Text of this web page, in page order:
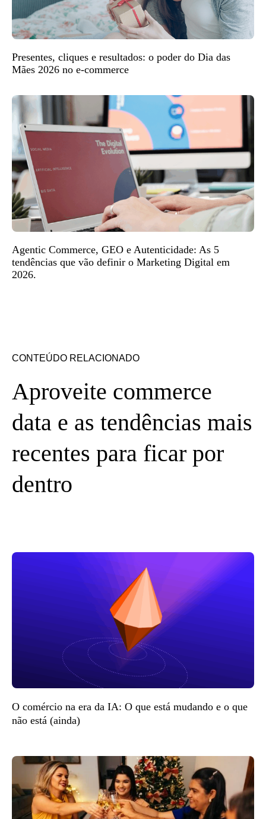
Presentes, cliques e resultados: o poder do Dia das
Mães 2026 no e-commerce
Agentic Commerce, GEO e Autenticidade: As 5
tendências que vão definir o Marketing Digital em
2026.
CONTEÚDO RELACIONADO
Aproveite commerce
data e as tendências mais
recentes para ficar por
dentro
O comércio na era da IA: O que está mudando e o que
não está (ainda)